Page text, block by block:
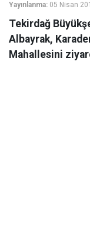
Yayınlanma: 05 Nisan
Tekirdağ
Albayrak,
Mahallesini